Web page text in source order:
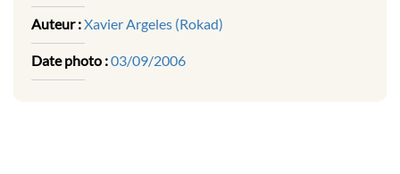
Auteur :Xavier Argeles (Rokad)
Date photo :03/09/2006